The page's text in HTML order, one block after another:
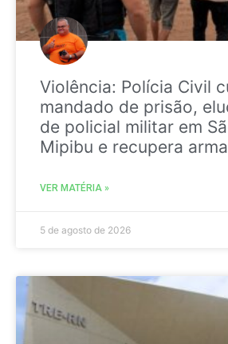
Violência: Polícia Civil
mandado de prisão,
de policial militar em
Mipibu e recupera
VER MATÉRIA »
5 de agosto de 2026